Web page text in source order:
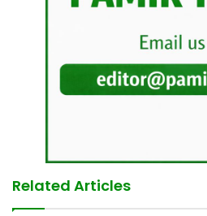
Related Articles